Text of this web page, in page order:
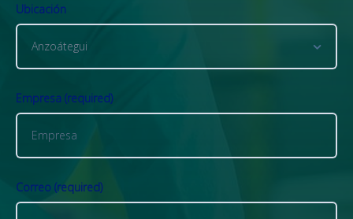
Ubicación
Empresa (required)
Correo (required)